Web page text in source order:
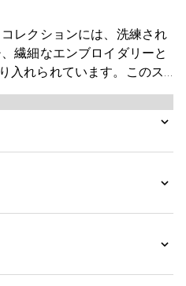
レクションには、洗練され
繊細なエンブロイダリーと
入れられています。このス
モチーフをオマージュした
てました。